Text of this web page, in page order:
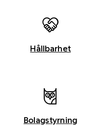
Hållbarhet
Bolagstyrning